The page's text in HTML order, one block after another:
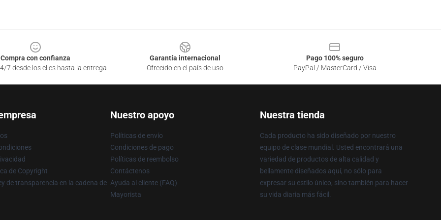
Compra con confianza
7 desde los clics hasta la entrega
Garantía internacional
Ofrecido en el país de uso
Pago 100% seguro
PayPal / MasterCard / Visa
de Copyright
de transparencia en la cadena de
Nuestro apoyo
Políticas de envío
Condiciones de pago
Políticas de reembolso
Contáctenos
Ayuda al cliente (FAQ)
Mayorista
Nuestra tienda
Cada producto ha sido diseñado por nuestro
equipo de clase mundial. Usted encontrará una
variedad de productos de alta calidad y
bellamente diseñados aquí, no sólo para
expresar su estilo único, sino también para hacer
su vida diaria más fácil.